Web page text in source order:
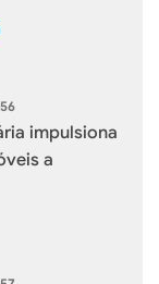
impulsiona
a